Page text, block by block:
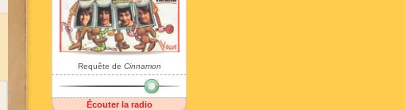
Requête de Cinnamon
Écouter la radio